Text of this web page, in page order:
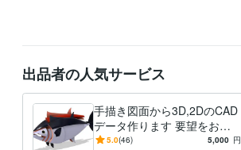
出品者の人気サービス
手描き図面から3D,2DのCAD
データ作ります 要望をお聞
かせください モノづくりを
5.0(46) 5,000 円